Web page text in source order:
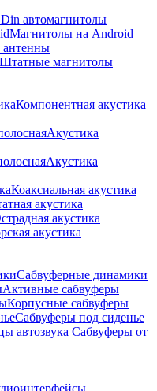
автомагнитолы
Магнитолы на Android
антенны
Штатные магнитолы
Компонентная акустика
Акустика
Акустика
Коаксиальная акустика
акустика
акустика
акустика
Сабвуферные динамики
Активные сабвуферы
Корпусные сабвуферы
Сабвуферы под сиденье
Сабвуферы от